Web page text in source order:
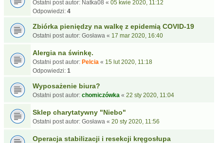
Ostatni post autor: Natka08 « 05 kwie 2020, 11:12
Odpowiedzi: 4
Zbiórka pieniędzy na walkę z epidemią COVID-19
Ostatni post autor: Gosława « 17 mar 2020, 16:40
Alergia na świnkę.
Ostatni post autor: Pelcia « 15 lut 2020, 11:18
Odpowiedzi: 1
Wyposażenie biura?
Ostatni post autor: chomiczówka « 22 sty 2020, 11:04
Sklep charytatywny "Niebo"
Ostatni post autor: Gosława « 20 sty 2020, 11:56
Operacja stabilizacji i resekcji kręgosłupa